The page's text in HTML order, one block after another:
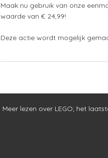
Maak nu gebruik van onze
waarde van € 24,99!
Deze actie wordt mogelijk
Meer lezen over LEGO; het